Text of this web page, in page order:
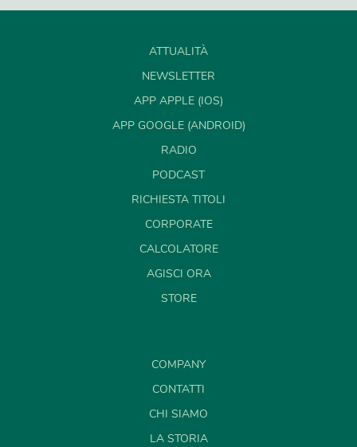
ATTUALITÀ
NEWSLETTER
APP APPLE (IOS)
APP GOOGLE (ANDROID)
RADIO
PODCAST
RICHIESTA TITOLI
CORPORATE
CALCOLATORE
AGISCI ORA
STORE
COMPANY
CONTATTI
CHI SIAMO
LA STORIA